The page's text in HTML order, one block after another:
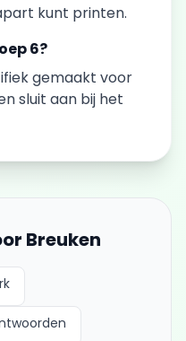
kunt printen.
6?
gemaakt voor
sluit aan bij het
Breuken